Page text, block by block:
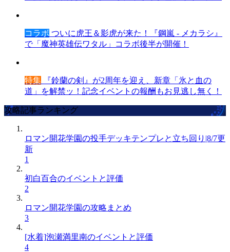
コラボ ついに虎王＆影虎が来た！『鋼嵐 - メカラシ』
で「魔神英雄伝ワタル」コラボ後半が開催！
特集 『鈴蘭の剣』が2周年を迎え、新章「氷と血の
道」を解禁ッ！記念イベントの報酬もお見逃し無く！
攻略記事ランキング
ロマン開花学園の投手デッキテンプレと立ち回り|8/7更
新
1
初白百合のイベントと評価
2
ロマン開花学園の攻略まとめ
3
[水着]泡瀬満里南のイベントと評価
4